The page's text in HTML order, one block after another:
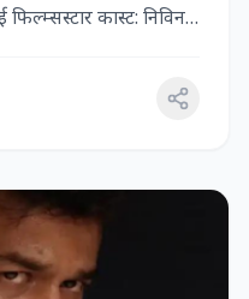
कास्ट: निविन